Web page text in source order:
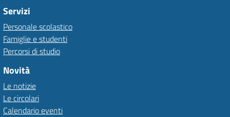
Servizi
Personale scolastico
Famiglie e studenti
Percorsi di studio
Novità
Le notizie
Le circolari
Calendario eventi